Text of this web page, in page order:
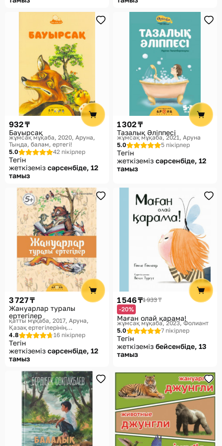
932 ₸
Бауырсақ
жұмсақ мұқаба, 2020 Аруна,
Тыңда, балам, ертегі!
5.0
42 пікірлер
Тегін
жеткіземіз сәрсенбіде, 12
тамыз
1 302 ₸
Тазалық Әліппесі
жұмсақ мұқаба, 2021 Аруна
5.0
5 пікірлер
Тегін
жеткіземіз сәрсенбіде, 12
тамыз
3 727 ₸
Жануарлар туралы
ертегілер
қатты мұқаба, 2017 Аруна,
Қазақ ертегілерінің
антологиясы. Антология
казахских сказок
4.8 16 пікірлер
Тегін
жеткіземіз сәрсенбіде, 12
тамыз
1 546 ₸1 933 ₸
-20%
Маған олай қарама!
жұмсақ мұқаба, 2023 Фолиант
5.0
7 пікірлер
Тегін
жеткіземіз бейсенбіде, 13
тамыз